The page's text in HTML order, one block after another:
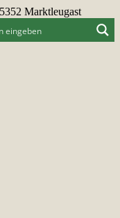
Marktleugast